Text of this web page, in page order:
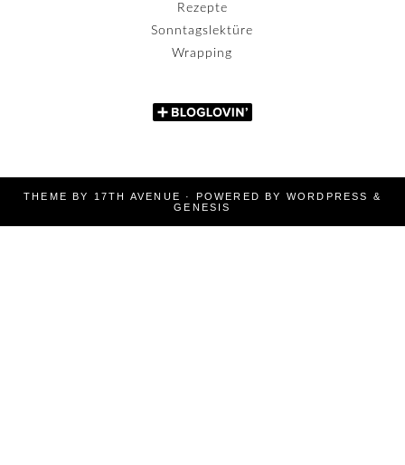
Rezepte
Sonntagslektüre
Wrapping
THEME BY 17TH AVENUE · POWERED BY WORDPRESS
&
GENESIS